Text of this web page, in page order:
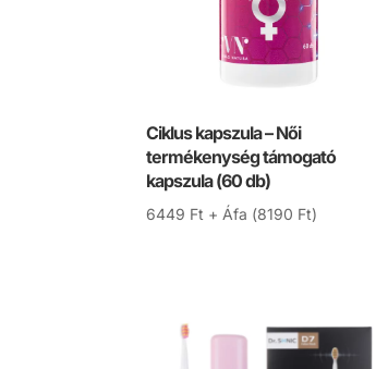
Ciklus kapszula – Női
termékenység támogató
kapszula (60 db)
6449 Ft + Áfa (8190 Ft)